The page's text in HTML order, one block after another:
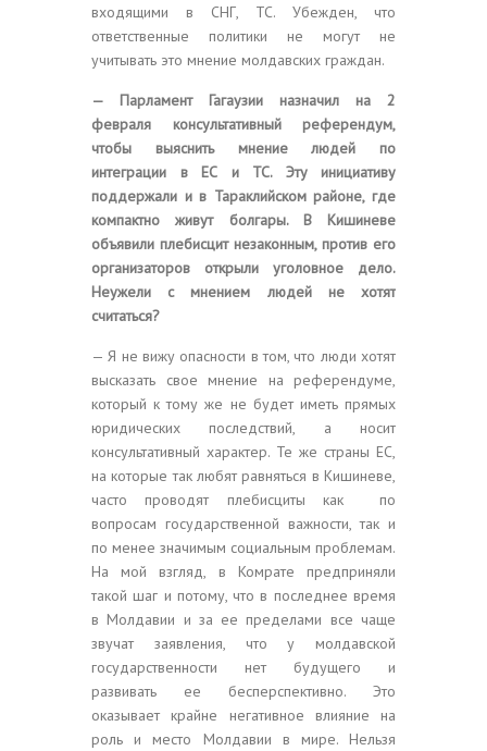
входящими в СНГ, ТС. Убежден, что
ответственные политики не могут не
учитывать это мнение молдавских граждан.
— Парламент Гагаузии назначил на 2
февраля консультативный референдум,
чтобы выяснить мнение людей по
интеграции в ЕС и ТС. Эту инициативу
поддержали и в Тараклийском районе, где
компактно живут болгары. В Кишиневе
объявили плебисцит незаконным, против его
организаторов открыли уголовное дело.
Неужели с мнением людей не хотят
считаться?
— Я не вижу опасности в том, что люди хотят
высказать свое мнение на референдуме,
который к тому же не будет иметь прямых
юридических последствий, а носит
консультативный характер. Те же страны ЕС,
на которые так любят равняться в Кишиневе,
часто проводят плебисциты как по
вопросам государственной важности, так и
по менее значимым социальным проблемам.
На мой взгляд, в Комрате предприняли
такой шаг и потому, что в последнее время
в Молдавии и за ее пределами все чаще
звучат заявления, что у молдавской
государственности нет будущего и
развивать ее бесперспективно. Это
оказывает крайне негативное влияние на
роль и место Молдавии в мире. Нельзя